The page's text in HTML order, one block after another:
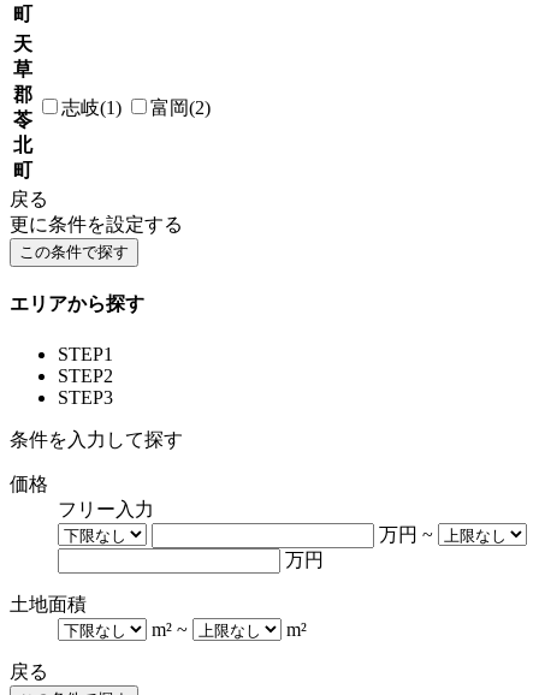
町
天
草
郡
苓
北
町
志岐(1) 富岡(2)
戻る
更に条件を設定する
エリアから探す
STEP1
STEP2
STEP3
条件を入力して探す
価格
フリー入力
万円 ~
万円
土地面積
m² ~ m²
戻る